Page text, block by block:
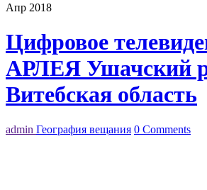
Апр 2018
Цифровое
АРЛЕЯ Ушачский
Витебская область
admin География вещания 0 Comments